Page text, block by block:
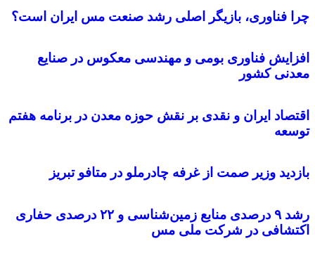
چرا فناوری، بازیگر اصلی رشد صنعت مس ایران است؟
افزایش فناوری بومی و مهندسی معکوس در صنایع
معدنی کشور
اقتصاد ایران و نقدی بر نقش حوزه معدن در برنامه هفتم
توسعه
بازدید وزیر صمت از غرفه چادرملو در متافو تبریز
رشد ۹ درصدی منابع زمین‌شناسی و ۲۲ درصدی حفاری
اکتشافی در شرکت ملی مس